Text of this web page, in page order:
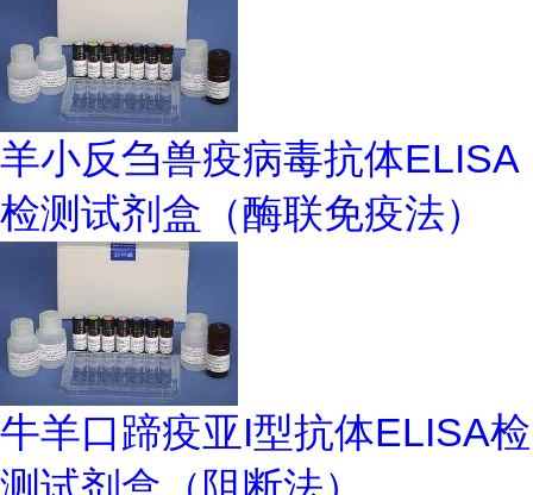
羊小反刍兽疫病毒抗体ELISA
检测试剂盒（酶联免疫法）
牛羊口蹄疫亚I型抗体ELISA检